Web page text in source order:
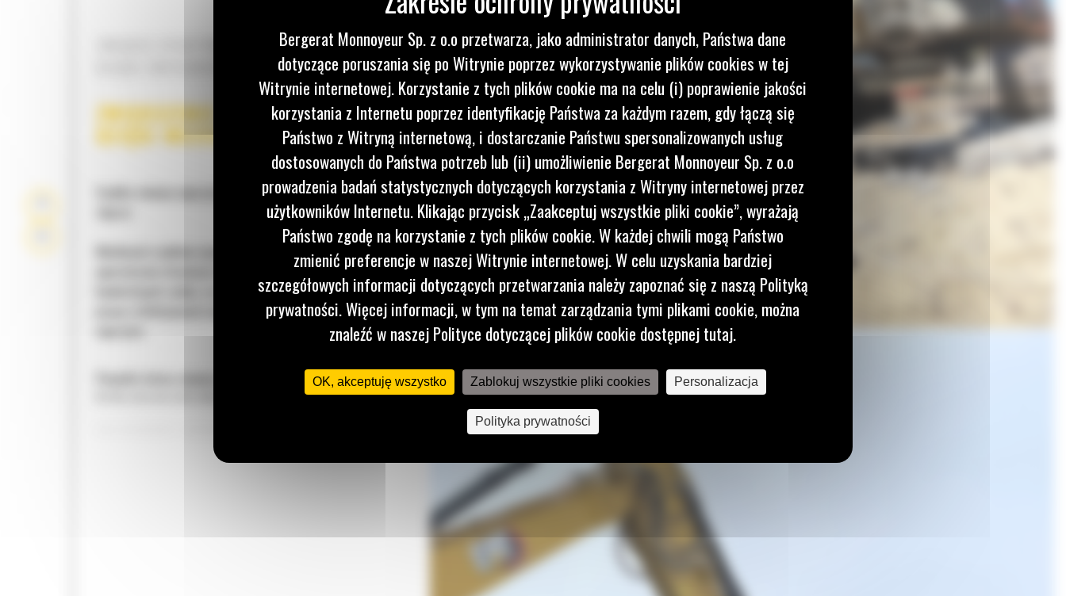
ZWIĘKSZ EFEKTYWNOŚĆ I PRODUKTYWNOŚĆ
DZIĘKI ZINTEGROWANYM TECHNOLOGIOM
ZWIĘKSZENIE WYDAJNOŚCI
DZIĘKI WSZECHSTRONNOŚCI
Szybka zmiana osprzętu za pomocą hydraulicznego
Możliwość szybkiej wymiany osprzętu pozwala
operatorom stosować narzędzia optymalne do
konkretnych zadań, co poprawia całościową wydajność
pracy i efektywność wykorzystania posiadanego
Ponadto łatwa zmiana osprzętu pozwala zmniejszyć
liczbę maszyn potrzebnych w miejscu pracy.
Zmiana osprzętu na złączu hydraulicznym odbywa się
znacznie szybciej niż na złączach statycznych i
Bergerat Monnoyeur Sp. z o.o przetwarza, jako administrator danych, Państwa dane
dotyczące poruszania się po Witrynie poprzez wykorzystywanie plików cookies w tej
Witrynie internetowej. Korzystanie z tych plików cookie ma na celu (i) poprawienie jakości
korzystania z Internetu poprzez identyfikację Państwa za każdym razem, gdy łączą się
Państwo z Witryną internetową, i dostarczanie Państwu spersonalizowanych usług
dostosowanych do Państwa potrzeb lub (ii) umożliwienie Bergerat Monnoyeur Sp. z o.o
prowadzenia badań statystycznych dotyczących korzystania z Witryny internetowej przez
użytkowników Internetu. Klikając przycisk „Zaakceptuj wszystkie pliki cookie”, wyrażają
Państwo zgodę na korzystanie z tych plików cookie. W każdej chwili mogą Państwo
zmienić preferencje w naszej Witrynie internetowej. W celu uzyskania bardziej
szczegółowych informacji dotyczących przetwarzania należy zapoznać się z naszą Polityką
prywatności. Więcej informacji, w tym na temat zarządzania tymi plikami cookie, można
znaleźć w naszej Polityce dotyczącej plików cookie dostępnej tutaj.
OK, akceptuję wszystko Zablokuj wszystkie pliki cookies Personalizacja
Polityka prywatności